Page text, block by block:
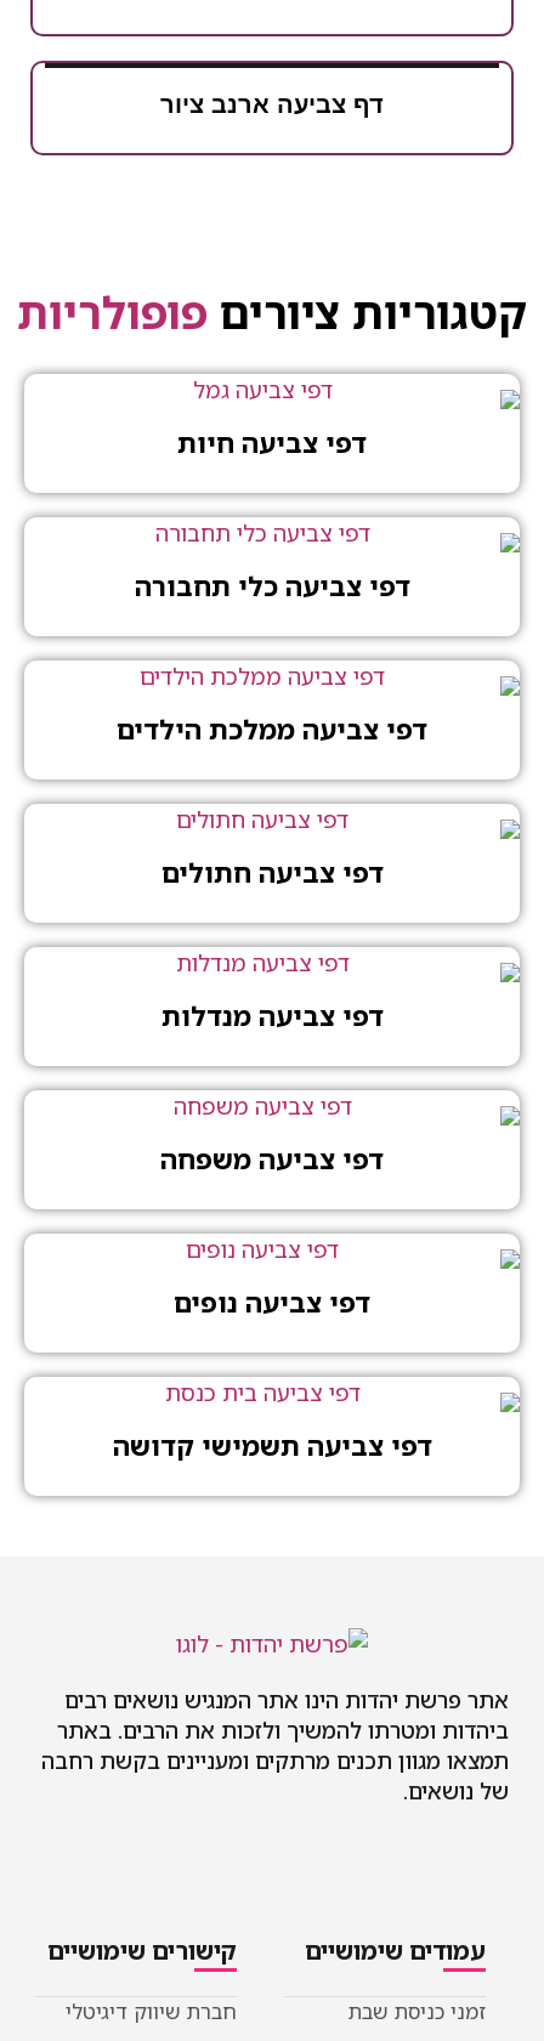
דף צביעה ארנב ציור
ציוריםפופולריות
דפי צביעה חיות
דפי צביעה כלי תחבורה
דפי צביעה ממלכת הילדים
דפי צביעה חתולים
דפי צביעה מנדלות
דפי צביעה משפחה
דפי צביעה נופים
דפי צביעה תשמישי קדושה
יהדות הינו אתר המנגיש נושאים רבים
להמשיך ולזכות את הרבים. באתר
תכנים מרתקים ומעניינים בקשת רחבה
שימושיים
שבת
קישורים שימושיים
חברת שיווק דיגיטלי